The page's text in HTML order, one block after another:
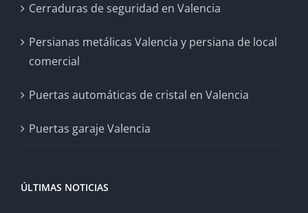
Cerraduras de seguridad en Valencia
Persianas metálicas Valencia y persiana de local
comercial
Puertas automáticas de cristal en Valencia
Puertas garaje Valencia
ÚLTIMAS NOTICIAS